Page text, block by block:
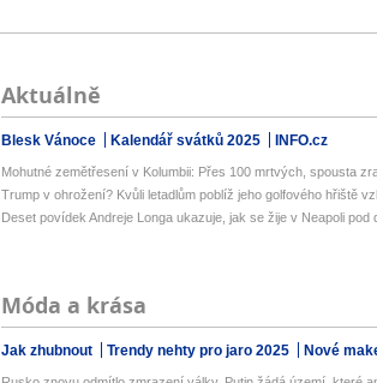
Aktuálně
Blesk Vánoce Kalendář svátků 2025 INFO.cz
Mohutné zemětřesení v Kolumbii: Přes 100 mrtvých, spousta
Trump v ohrožení? Kvůli letadlům poblíž jeho golfového hřiště
Deset povídek Andreje Longa ukazuje, jak se žije v Neapoli pod
Móda a krása
Jak zhubnout Trendy nehty pro jaro 2025 Nové